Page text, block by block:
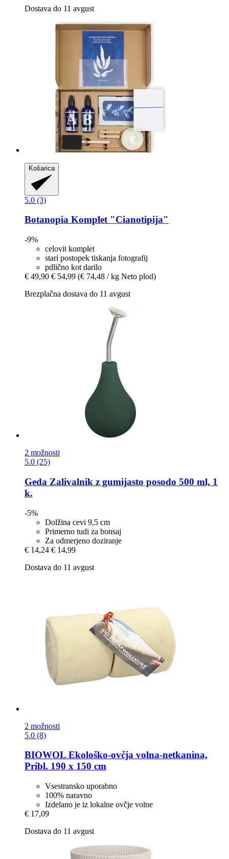
Dostava do 11 avgust
Košarica
5.0 (3)
Botanopia Komplet "Cianotipija"
-9%
celovit komplet
stari postopek tiskanja fotografij
pdlično kot darilo
€ 49,90 € 54,99 (€ 74,48 / kg Neto plod)
Brezplačna dostava do 11 avgust
2 možnosti
5.0 (25)
Geda Zalivalnik z gumijasto posodo 500 ml, 1
k.
-5%
Dolžina cevi 9,5 cm
Primerno tudi za bonsaj
Za odmerjeno doziranje
€ 14,24 € 14,99
Dostava do 11 avgust
2 možnosti
5.0 (8)
BIOWOL Ekološko-​ovčja volna-​netkanina,
Pribl. 190 x 150 cm
Vsestransko uporabno
100% naravno
Izdelano je iz lokalne ovčje volne
€ 17,09
Dostava do 11 avgust